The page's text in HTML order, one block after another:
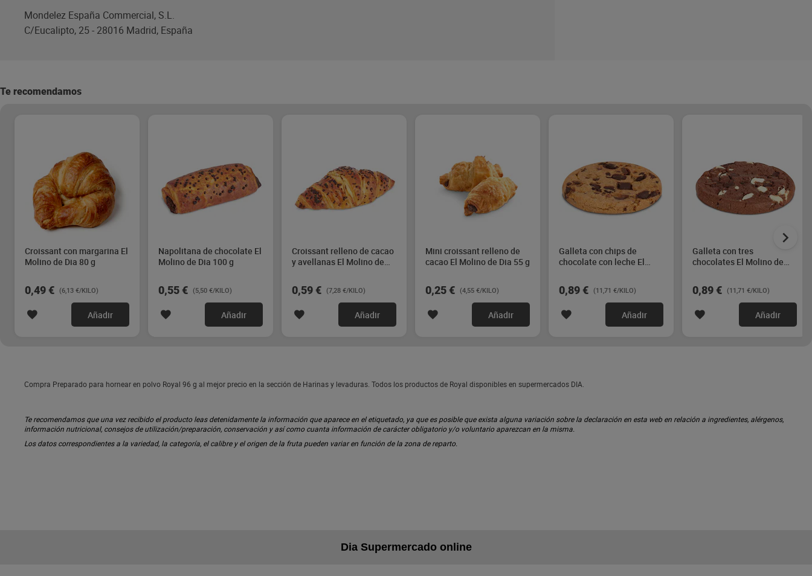
Mondelez España Commercial, S.L.
C/Eucalipto, 25 - 28016 Madrid, España
Te recomendamos
Croissant con margarina El
Molino de Dia 80 g
0,49 € (6,13 €/KILO)
Añadir
Napolitana de chocolate El
Molino de Dia 100 g
0,55 € (5,50 €/KILO)
Añadir
Croissant relleno de cacao
y avellanas El Molino de
0,59 € (7,28 €/KILO)
Añadir
Mini croissant relleno de
cacao El Molino de Dia 55 g
0,25 € (4,55 €/KILO)
Añadir
Galleta con chips de
chocolate con leche El
0,89 € (11,71 €/KILO)
Añadir
Galleta con tres
chocolates El Molino de
0,89 € (11,71 €/KILO)
Añadir
Compra Preparado para hornear en polvo Royal 96 g al mejor precio en la sección de Harinas y levaduras. Todos los productos de Royal disponibles en supermercados DIA.
Te recomendamos que una vez recibido el producto leas detenidamente la información que aparece en el etiquetado, ya que es posible que exista alguna variación sobre la declaración en esta web en relación a ingredientes, alérgenos,
información nutricional, consejos de utilización/preparación, conservación y así como cuanta información de carácter obligatorio y/o voluntario aparezcan en la misma.
Los datos correspondientes a la variedad, la categoría, el calibre y el origen de la fruta pueden variar en función de la zona de reparto.
Dia Supermercado online